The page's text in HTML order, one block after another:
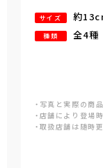
サイズ 約
種類 全4種
・写真と実際の商
・店舗により登場
・取扱店舗は随時